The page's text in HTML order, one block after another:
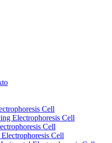
Cell
Electrophoresis Cell
Cell
Cell